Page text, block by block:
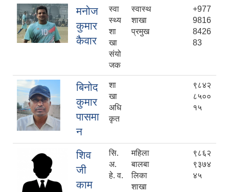
मनोज
कुमार
कैवार
स्वा
स्थ्य
शा
खा
संयो
जक
स्वास्थ
शाखा
प्रमुख
+977
9816
8426
83
बिनोद
कुमार
पासमा
न
शा
खा
अधि
कृत
९८४२
८५००
१५
शिव
जी
काम
सि.
अ.
हे. व.
महिला
बालबा
लिका
शाखा
९८६२
९३७४
४५